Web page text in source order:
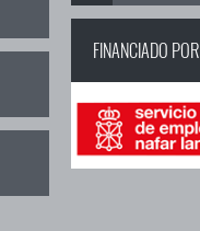
FINANCIADO POR